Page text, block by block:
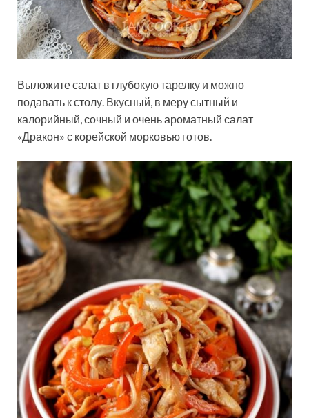
Выложите салат в глубокую тарелку и можно
подавать к столу. Вкусный, в меру сытный и
калорийный, сочный и очень ароматный салат
«Дракон» с корейской морковью готов.